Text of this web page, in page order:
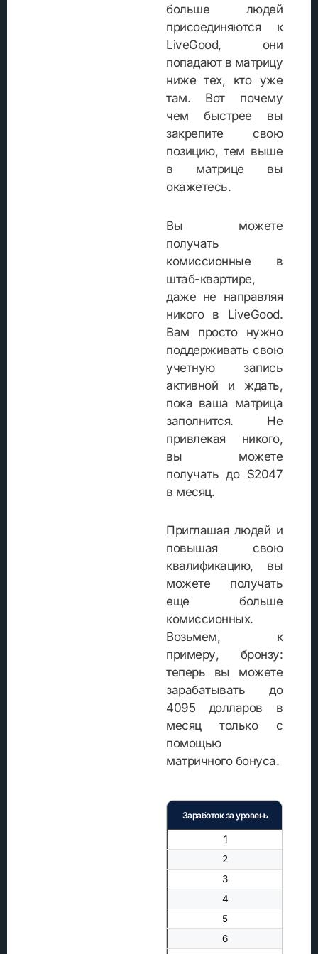
больше людей
присоединяются к
LiveGood, они
попадают в матрицу
ниже тех, кто уже
там. Вот почему
чем быстрее вы
закрепите свою
позицию, тем выше
в матрице вы
окажетесь.
Вы можете
получать
комиссионные в
штаб-квартире,
даже не направляя
никого в LiveGood.
Вам просто нужно
поддерживать свою
учетную запись
активной и ждать,
пока ваша матрица
заполнится. Не
привлекая никого,
вы можете
получать до $2047
в месяц.
Приглашая людей и
повышая свою
квалификацию, вы
можете получать
еще больше
комиссионных.
Возьмем, к
примеру, бронзу:
теперь вы можете
зарабатывать до
4095 долларов в
месяц только с
помощью
матричного бонуса.
Заработок за уровень
1
2
3
4
5
6